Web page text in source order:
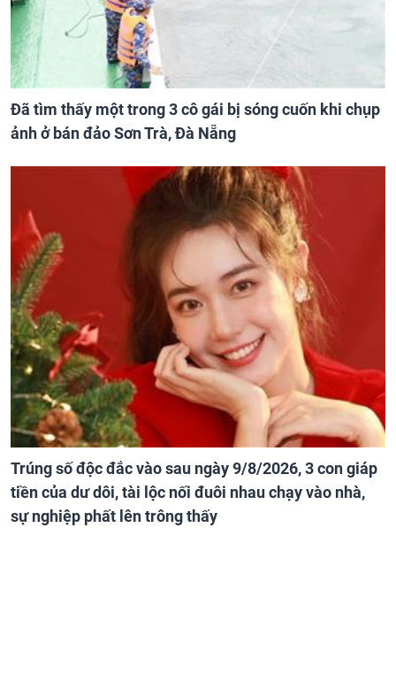
Đã tìm thấy một trong 3 cô gái bị sóng cuốn khi chụp
ảnh ở bán đảo Sơn Trà, Đà Nẵng
Trúng số độc đắc vào sau ngày 9/8/2026, 3 con giáp
tiền của dư dôi, tài lộc nối đuôi nhau chạy vào nhà,
sự nghiệp phất lên trông thấy